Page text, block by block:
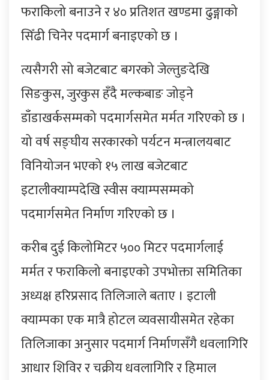
फराकिलो बनाउने र ४० प्रतिशत खण्डमा ढुङ्गाको
सिँढी चिनेर पदमार्ग बनाइएको छ ।
त्यसैगरी सो बजेटबाट बगरको जेल्तुङदेखि
सिङकुस, जुरकुस हँदै मल्कबाङ जोड्ने
डाँडाखर्कसम्मको पदमार्गसमेत मर्मत गरिएको छ ।
यो वर्ष सङ्घीय सरकारको पर्यटन मन्त्रालयबाट
विनियोजन भएको १५ लाख बजेटबाट
इटालीक्याम्पदेखि स्वीस क्याम्पसम्मको
पदमार्गसमेत निर्माण गरिएको छ ।
करीब दुई किलोमिटर ५०० मिटर पदमार्गलाई
मर्मत र फराकिलो बनाइएको उपभोक्ता समितिका
अध्यक्ष हरिप्रसाद तिलिजाले बताए । इटाली
क्याम्पका एक मात्रै होटल व्यवसायीसमेत रहेका
तिलिजाका अनुसार पदमार्ग निर्माणसँगै धवलागिरि
आधार शिविर र चक्रीय धवलागिरि र हिमाल